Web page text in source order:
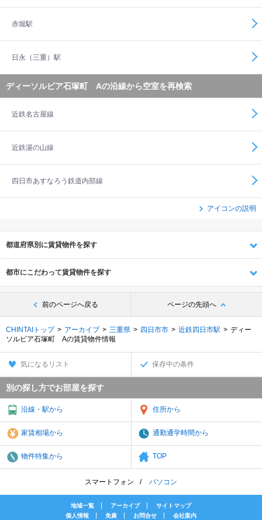
赤堀駅
日永（三重）駅
ディーソルビア石塚町 Aの沿線から空室を再検索
近鉄名古屋線
近鉄湯の山線
四日市あすなろう鉄道内部線
アイコンの説明
都道府県別に賃貸物件を探す
都市にこだわって賃貸物件を探す
前のページへ戻る ページの先頭へ
CHINTAIトップ アーカイブ 三重県 四日市市 近鉄四日市駅
ディー
ソルビア石塚町 Aの賃貸物件情報
気になるリスト 保存中の条件
別の探し方でお部屋を探す
沿線・駅から 住所から
家賃相場から 通勤通学時間から
物件特集から TOP
スマートフォン パソコン
地域一覧 アーカイブ
サイトマップ
個人情報
免責 お問合せ 会社案内